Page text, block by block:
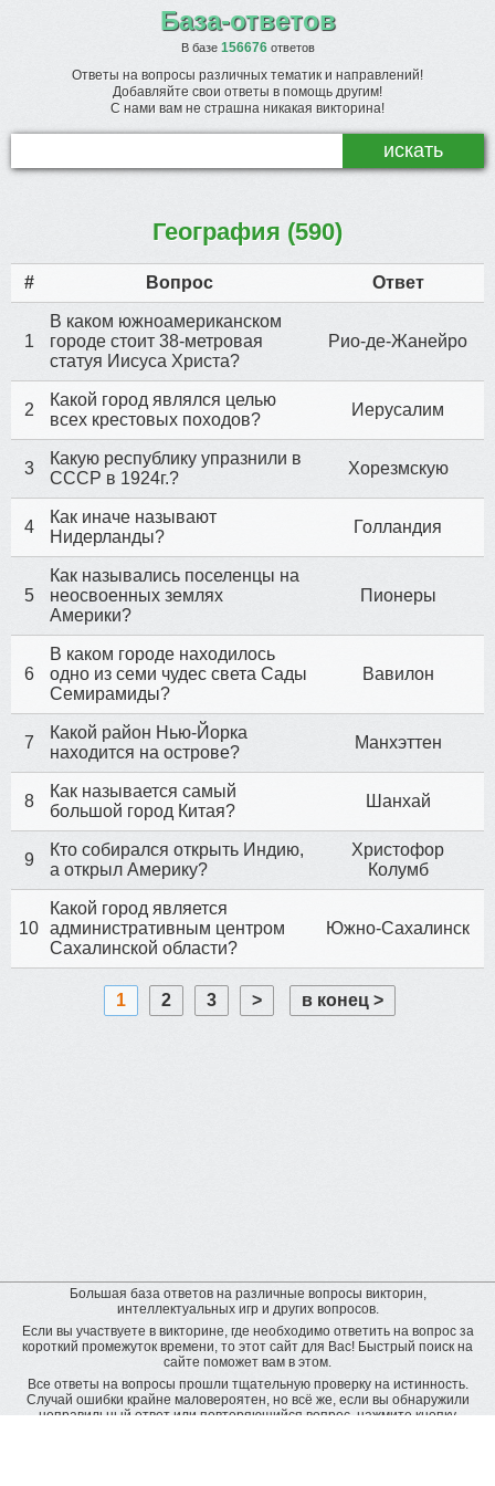
База-ответов
В базе 156676ответов
Ответы на вопросы различных тематик и направлений!
Добавляйте свои ответы в помощь другим!
С нами вам не страшна никакая викторина!
География (590)
# Вопрос Ответ
1
В каком южноамериканском
городе стоит 38-метровая
статуя Иисуса Христа?
Рио-де-Жанейро
2
Какой город являлся целью
всех крестовых походов?
Иерусалим
3
Какую республику упразнили в
СССР в 1924г.?
Хорезмскую
4
Как иначе называют
Нидерланды?
Голландия
5
Как назывались поселенцы на
неосвоенных землях
Америки?
Пионеры
6
В каком городе находилось
одно из семи чудес света Сады
Семирамиды?
Вавилон
7
Какой район Нью-Йорка
находится на острове?
Манхэттен
8
Как называется самый
большой город Китая?
Шанхай
9
Кто собирался открыть Индию,
а открыл Америку?
Христофор
Колумб
10
Какой город является
административным центром
Сахалинской области?
Южно-Сахалинск
1 2 3 > в конец >
Большая база ответов на различные вопросы викторин,
интеллектуальных игр и других вопросов.
Если вы участвуете в викторине, где необходимо ответить на вопрос за
короткий промежуток времени, то этот сайт для Вас! Быстрый поиск на
сайте поможет вам в этом.
Все ответы на вопросы прошли тщательную проверку на истинность.
Случай ошибки крайне маловероятен, но всё же, если вы обнаружили
неправильный ответ или повторяющийся вопрос, нажмите кнопку